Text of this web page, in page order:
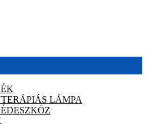
LÁMPA